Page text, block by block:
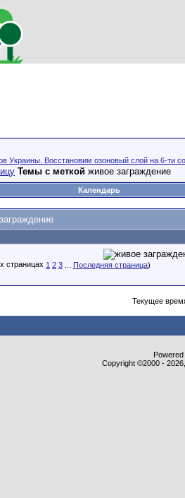
Украины. Восстановим озоновый слой на 6-ти
Темы с меткой живое заграждение
Календарь
1 2 3 Последняя страница)
Текущее
Copyright ©2000 -